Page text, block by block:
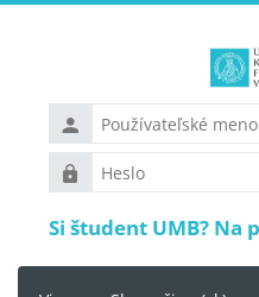
Používateľské
meno
Heslo
Si študent UMB? Na